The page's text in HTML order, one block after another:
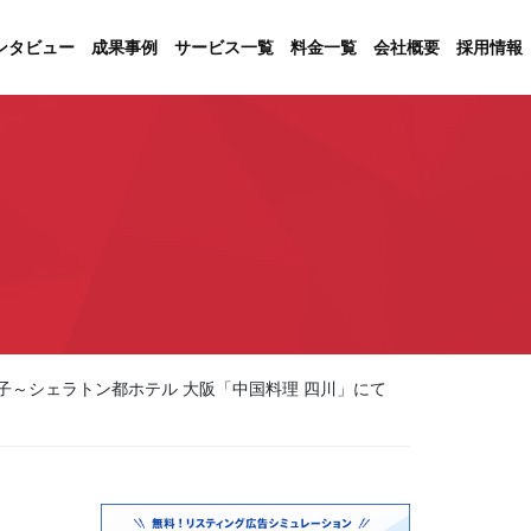
タビュー 成果事例 サービス一覧 料金一覧 会社概要 採用情報
～シェラトン都ホテル 大阪「中国料理 四川」にて